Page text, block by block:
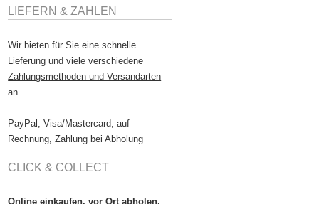
LIEFERN & ZAHLEN
Wir bieten für Sie eine schnelle
Lieferung und viele verschiedene
Zahlungsmethoden und Versandarten
an.
PayPal, Visa/Mastercard, auf
Rechnung, Zahlung bei Abholung
CLICK & COLLECT
Online einkaufen, vor Ort abholen.